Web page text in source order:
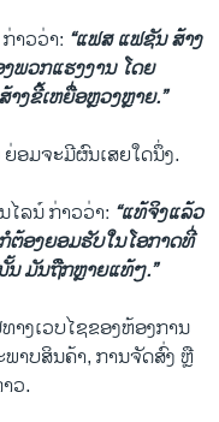
າວວ່າ: “ແຟສ ແຟຊັນ ສ້າງ
ພວກແຮງງານ ໂດຍ
ງຂີ້ເຫຍື່ອຫຼວງຫຼາຍ.”
ອມຈະມີຜົນເສຍໃດນຶ່ງ.
ໄລນ໌ ກ່າວວ່າ: “ແທ້ຈິງແລ້ວ
ຕ້ອງຍອມຮັບໃນໂອກາດທີ່
ນ ມັນຖືກຫຼາຍແທ້ໆ.”
ງເວບໄຊຂອງຫ້ອງການ
າບສິນຄ້າ, ການຈັດສົ່ງ ຫຼື
ວ.